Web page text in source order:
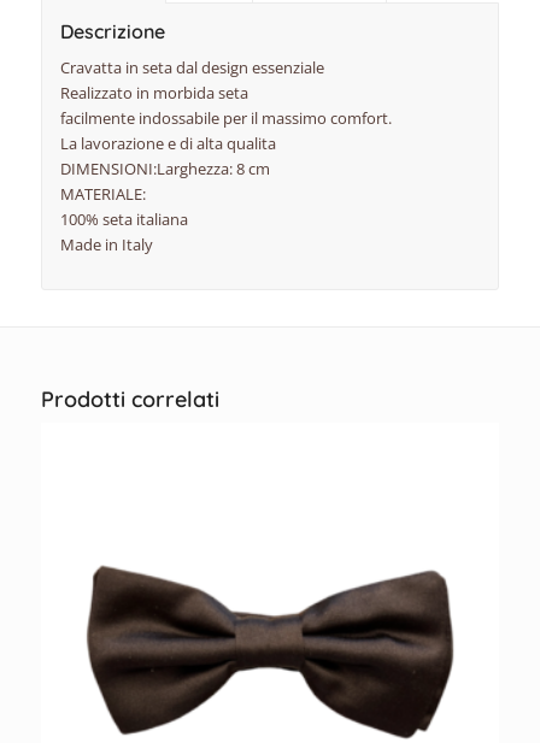
Descrizione
Cravatta in seta dal design essenziale
Realizzato in morbida seta
facilmente indossabile per il massimo comfort.
La lavorazione e di alta qualita
DIMENSIONI:Larghezza: 8 cm
MATERIALE:
100% seta italiana
Made in Italy
Prodotti correlati